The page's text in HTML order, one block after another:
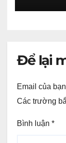
Để lại
Email của
Các trường
Bình luận *